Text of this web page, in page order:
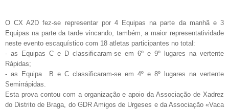
O CX A2D fez-se representar por 4 Equipas na parte da manhã e 3
Equipas na parte da tarde vincando, também, a maior representatividade
neste evento escaquístico com 18 atletas participantes no total:
- as Equipas C e D classificaram-se em 6º e 9º lugares na vertente
Rápidas;
- as Equipa B e C classificaram-se em 4º e 8º lugares na vertente
Semirrápidas.
Esta prova contou com a organização e apoio da Associação de Xadrez
do Distrito de Braga, do GDR Amigos de Urgeses e da Associação «Vaca